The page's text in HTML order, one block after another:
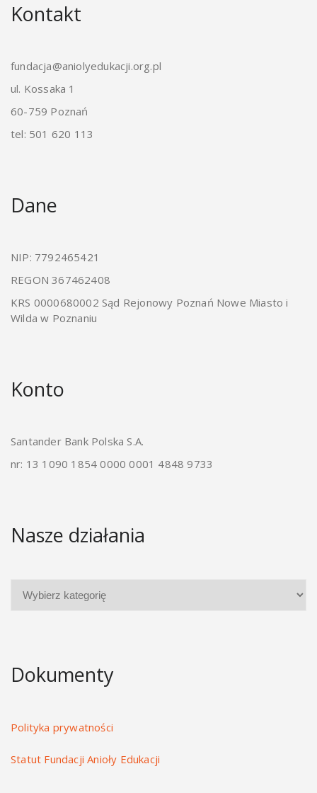
Kontakt
fundacja@aniolyedukacji.org.pl
ul. Kossaka 1
60-759 Poznań
tel: 501 620 113
Dane
NIP: 7792465421
REGON 367462408
KRS 0000680002 Sąd Rejonowy Poznań Nowe Miasto i
Wilda w Poznaniu
Konto
Santander Bank Polska S.A.
nr: 13 1090 1854 0000 0001 4848 9733
Nasze działania
Dokumenty
Polityka prywatności
Statut Fundacji Anioły Edukacji